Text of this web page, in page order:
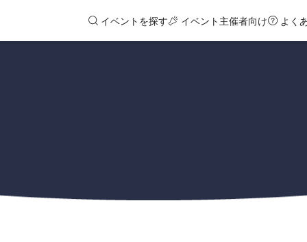
イベントを探す イベント主催者向け よく